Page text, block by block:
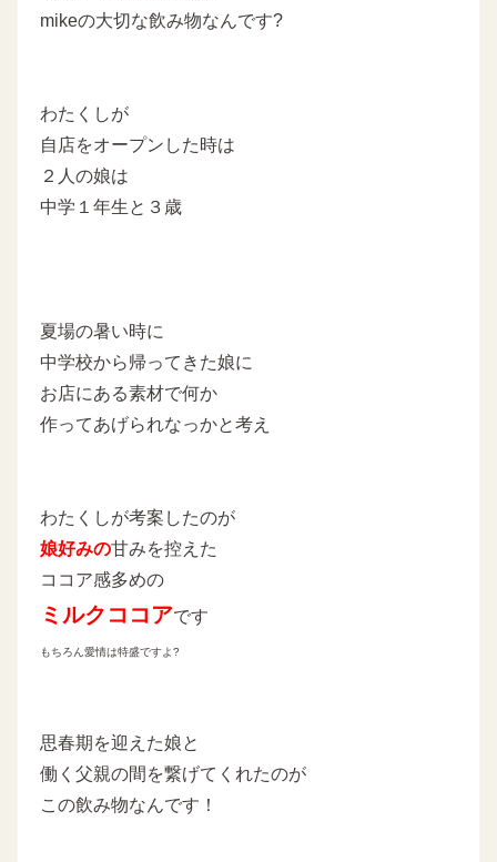
mikeの大切な飲み物なんです?
わたくしが
自店をオープンした時は
２人の娘は
中学１年生と３歳
夏場の暑い時に
中学校から帰ってきた娘に
お店にある素材で何か
作ってあげられなっかと考え
わたくしが考案したのが
娘好みの甘みを控えた
ココア感多めの
ミルクココアです
もちろん愛情は特盛ですよ?
思春期を迎えた娘と
働く父親の間を繋げてくれたのが
この飲み物なんです！